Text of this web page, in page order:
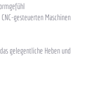
gesteuerten Maschinen
gelegentliche Heben und